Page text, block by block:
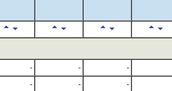
- -
-
- -
-